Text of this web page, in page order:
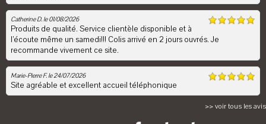
Catherine D. le 01/08/2026
Produits de qualité. Service clientèle disponible et à
l’écoute même un samedi!!! Colis arrivé en 2 jours ouvrés. Je
recommande vivement ce site.
Marie-Pierre F. le 24/07/2026
Site agréable et excellent accueil téléphonique
>> voir tous les avis